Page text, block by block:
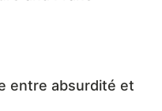
entre absurdité et